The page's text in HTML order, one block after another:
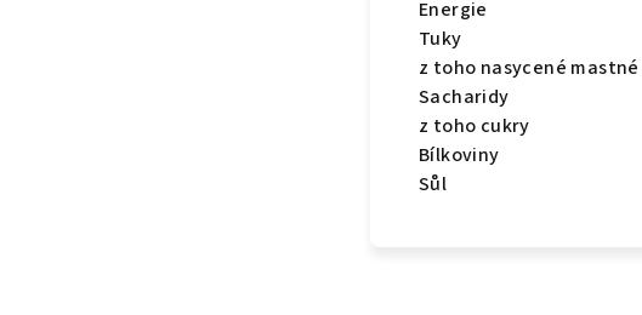
Energie
Tuky
z toho nasycené
Sacharidy
z toho cukry
Bílkoviny
Sůl